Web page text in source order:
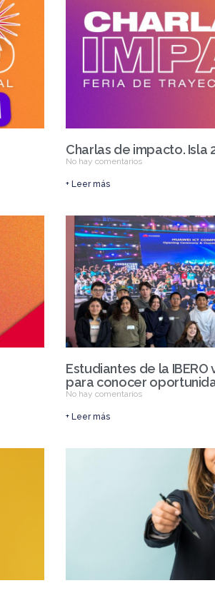
Charlas de impacto. Isla
No hay comentarios
+ Leer más
Estudiantes de la
para conocer
No hay comentarios
+ Leer más